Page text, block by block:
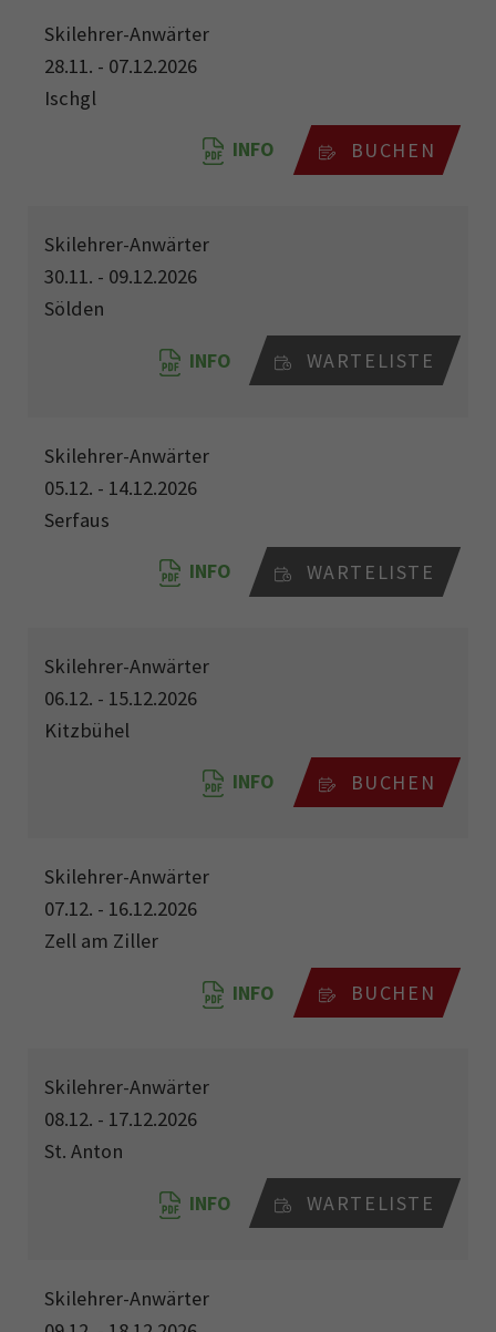
Skilehrer-Anwärter
28.11. - 07.12.2026
Ischgl
INFO BUCHEN
Skilehrer-Anwärter
30.11. - 09.12.2026
Sölden
INFO WARTELISTE
Skilehrer-Anwärter
05.12. - 14.12.2026
Serfaus
INFO WARTELISTE
Skilehrer-Anwärter
06.12. - 15.12.2026
Kitzbühel
INFO BUCHEN
Skilehrer-Anwärter
07.12. - 16.12.2026
Zell am Ziller
INFO BUCHEN
Skilehrer-Anwärter
08.12. - 17.12.2026
St. Anton
INFO WARTELISTE
Skilehrer-Anwärter